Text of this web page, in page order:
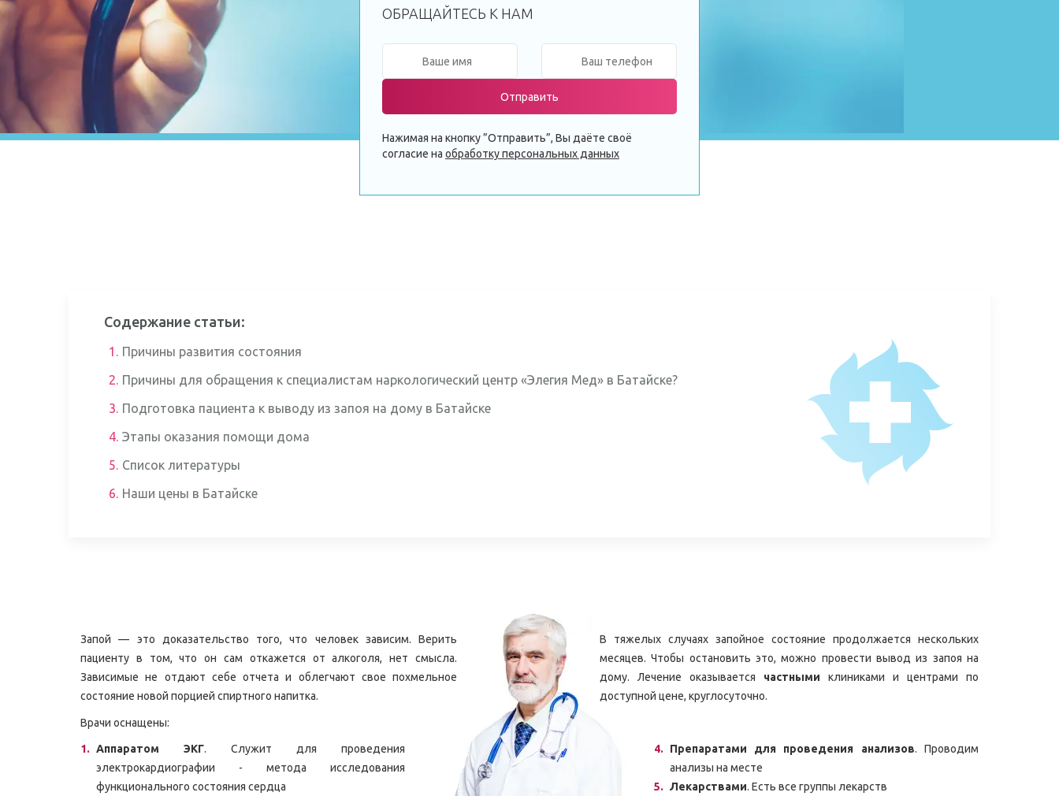
ОБРАЩАЙТЕСЬ К НАМ
Отправить
Нажимая на кнопку ”Отправить”, Вы даёте своё
согласие на обработку персональных данных
Содержание статьи:
1. Причины развития состояния
2. Причины для обращения к специалистам наркологический центр «Элегия Мед» в Батайске?
3. Подготовка пациента к выводу из запоя на дому в Батайске
4. Этапы оказания помощи дома
5. Список литературы
6. Наши цены в Батайске
Запой — это доказательство того, что человек зависим. Верить
пациенту в том, что он сам откажется от алкоголя, нет смысла.
Зависимые не отдают себе отчета и облегчают свое похмельное
состояние новой порцией спиртного напитка.
В тяжелых случаях запойное состояние продолжается нескольких
месяцев. Чтобы остановить это, можно провести вывод из запоя на
дому. Лечение оказывается частными клиниками и центрами по
доступной цене, круглосуточно.
Врачи оснащены:
Аппаратом ЭКГ. Служит для проведения
электрокардиографии - метода исследования
функционального состояния сердца
Препаратами для проведения анализов. Проводим
анализы на месте
Лекарствами. Есть все группы лекарств